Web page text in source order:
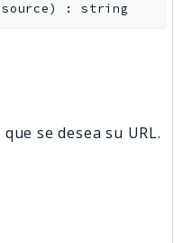
) :string
se desea su URL.